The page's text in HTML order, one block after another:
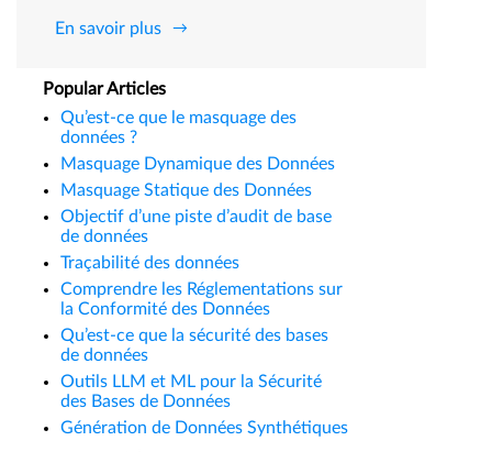
En savoir plus
Popular Articles
Qu’est-ce que le masquage des
données ?
Masquage Dynamique des Données
Masquage Statique des Données
Objectif d’une piste d’audit de base
de données
Traçabilité des données
Comprendre les Réglementations sur
la Conformité des Données
Qu’est-ce que la sécurité des bases
de données
Outils LLM et ML pour la Sécurité
des Bases de Données
Génération de Données Synthétiques